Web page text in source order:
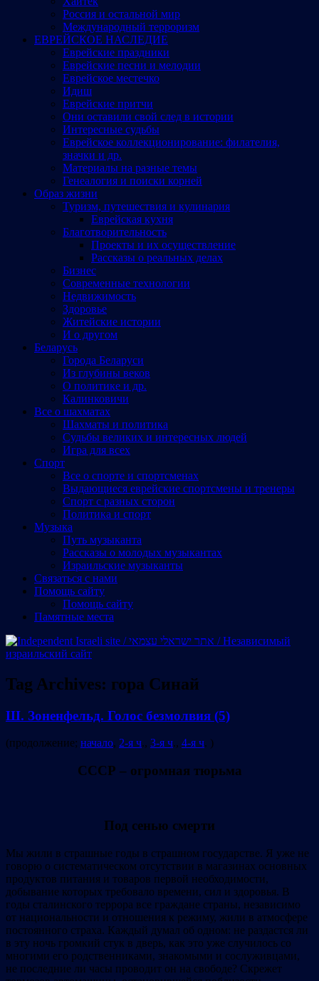
Россия и остальной мир
Международный терроризм
ЕВРЕЙСКОЕ НАСЛЕДИЕ
Еврейские праздники
Еврейские песни и мелодии
Еврейское местечко
Идиш
Еврейские притчи
Они оставили свой след в истории
Интересные судьбы
Еврейское коллекционирование: филателия,
значки и др.
Материалы на разные темы
Генеалогия и поиски корней
Образ жизни
Туризм, путешествия и кулинария
Еврейская кухня
Благотворительность
Проекты и их осуществление
Рассказы о реальных делах
Бизнес
Современные технологии
Недвижимость
Здоровье
Житейские истории
И о другом
Беларусь
Города Беларуси
Из глубины веков
О политике и др.
Калинковичи
Все о шахматах
Шахматы и политика
Судьбы великих и интересных людей
Игра для всех
Спорт
Все о спорте и спортсменах
Выдающиеся еврейские спортсмены и тренеры
Спорт с разных сторон
Политика и спорт
Музыка
Путь музыканта
Рассказы о молодых музыкантах
Израильские музыканты
Cвязаться с нами
Помощь сайту
Помощь сайту
Памятные места
Tag Archives: гора Синай
Ш. Зоненфельд. Голос безмолвия (5)
(продолжение; начало, 2-я ч., 3-я ч., 4-я ч. )
СССР – огромная тюрьма
Под сенью смерти
Мы жили в страшные годы в страшном государстве. Я уже не
говорю о систематическом отсутствии в магазинах основных
продуктов питания и товаров первой необходимости,
добывание которых требовало времени, сил и здоровья. В
годы сталинского террора все граждане страны, независимо
от национальности и отношения к режиму, жили в атмосфере
постоянного страха. Каждый думал об одном: не раздастся ли
в эту ночь громкий стук в дверь, как это уже случилось со
многими его родственниками, знакомыми и сослуживцами,
не последние ли часы проводит он на свободе? Скрежет